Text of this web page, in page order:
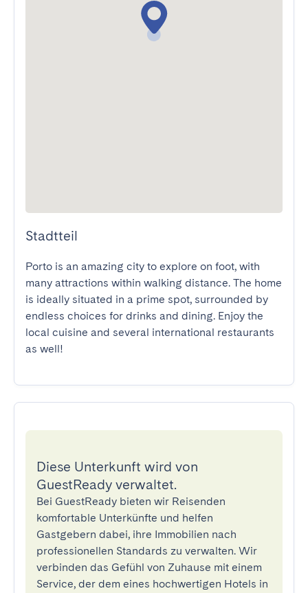
Stadtteil
Porto is an amazing city to explore on foot, with
many attractions within walking distance. The home
is ideally situated in a prime spot, surrounded by
endless choices for drinks and dining. Enjoy the
local cuisine and several international restaurants
as well!
Diese Unterkunft wird von
GuestReady verwaltet.
Bei GuestReady bieten wir Reisenden
komfortable Unterkünfte und helfen
Gastgebern dabei, ihre Immobilien nach
professionellen Standards zu verwalten. Wir
verbinden das Gefühl von Zuhause mit einem
Service, der dem eines hochwertigen Hotels in